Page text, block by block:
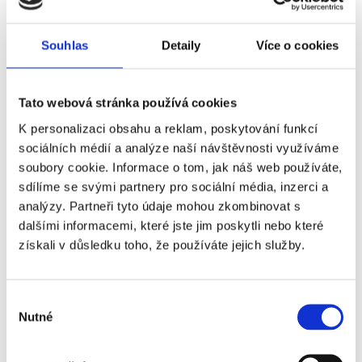
Souhlas Detaily Více o cookies
Tato webová stránka používá cookies
K personalizaci obsahu a reklam, poskytování funkcí
sociálních médií a analýze naší návštěvnosti využíváme
soubory cookie. Informace o tom, jak náš web používáte,
sdílíme se svými partnery pro sociální média, inzerci a
analýzy. Partneři tyto údaje mohou zkombinovat s
dalšími informacemi, které jste jim poskytli nebo které
získali v důsledku toho, že používáte jejich služby.
souhlasu
Nutné
HEERENVEEN
Název Příplatek
Ajax Amsterdam - SC
Heerenveen - 3.
kategorie
+1 320 Kč
Ajax Amsterdam - SC
+1 320 Kč
Ajax Amsterdam - SC
+4 030 Kč